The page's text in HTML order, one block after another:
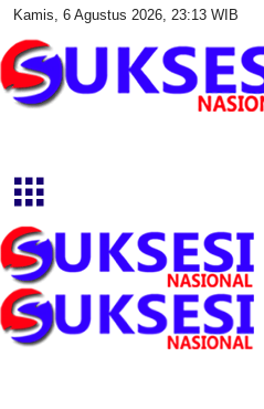
Kamis, 6 Agustus 2026, 23:13 WIB
s
i
a
s